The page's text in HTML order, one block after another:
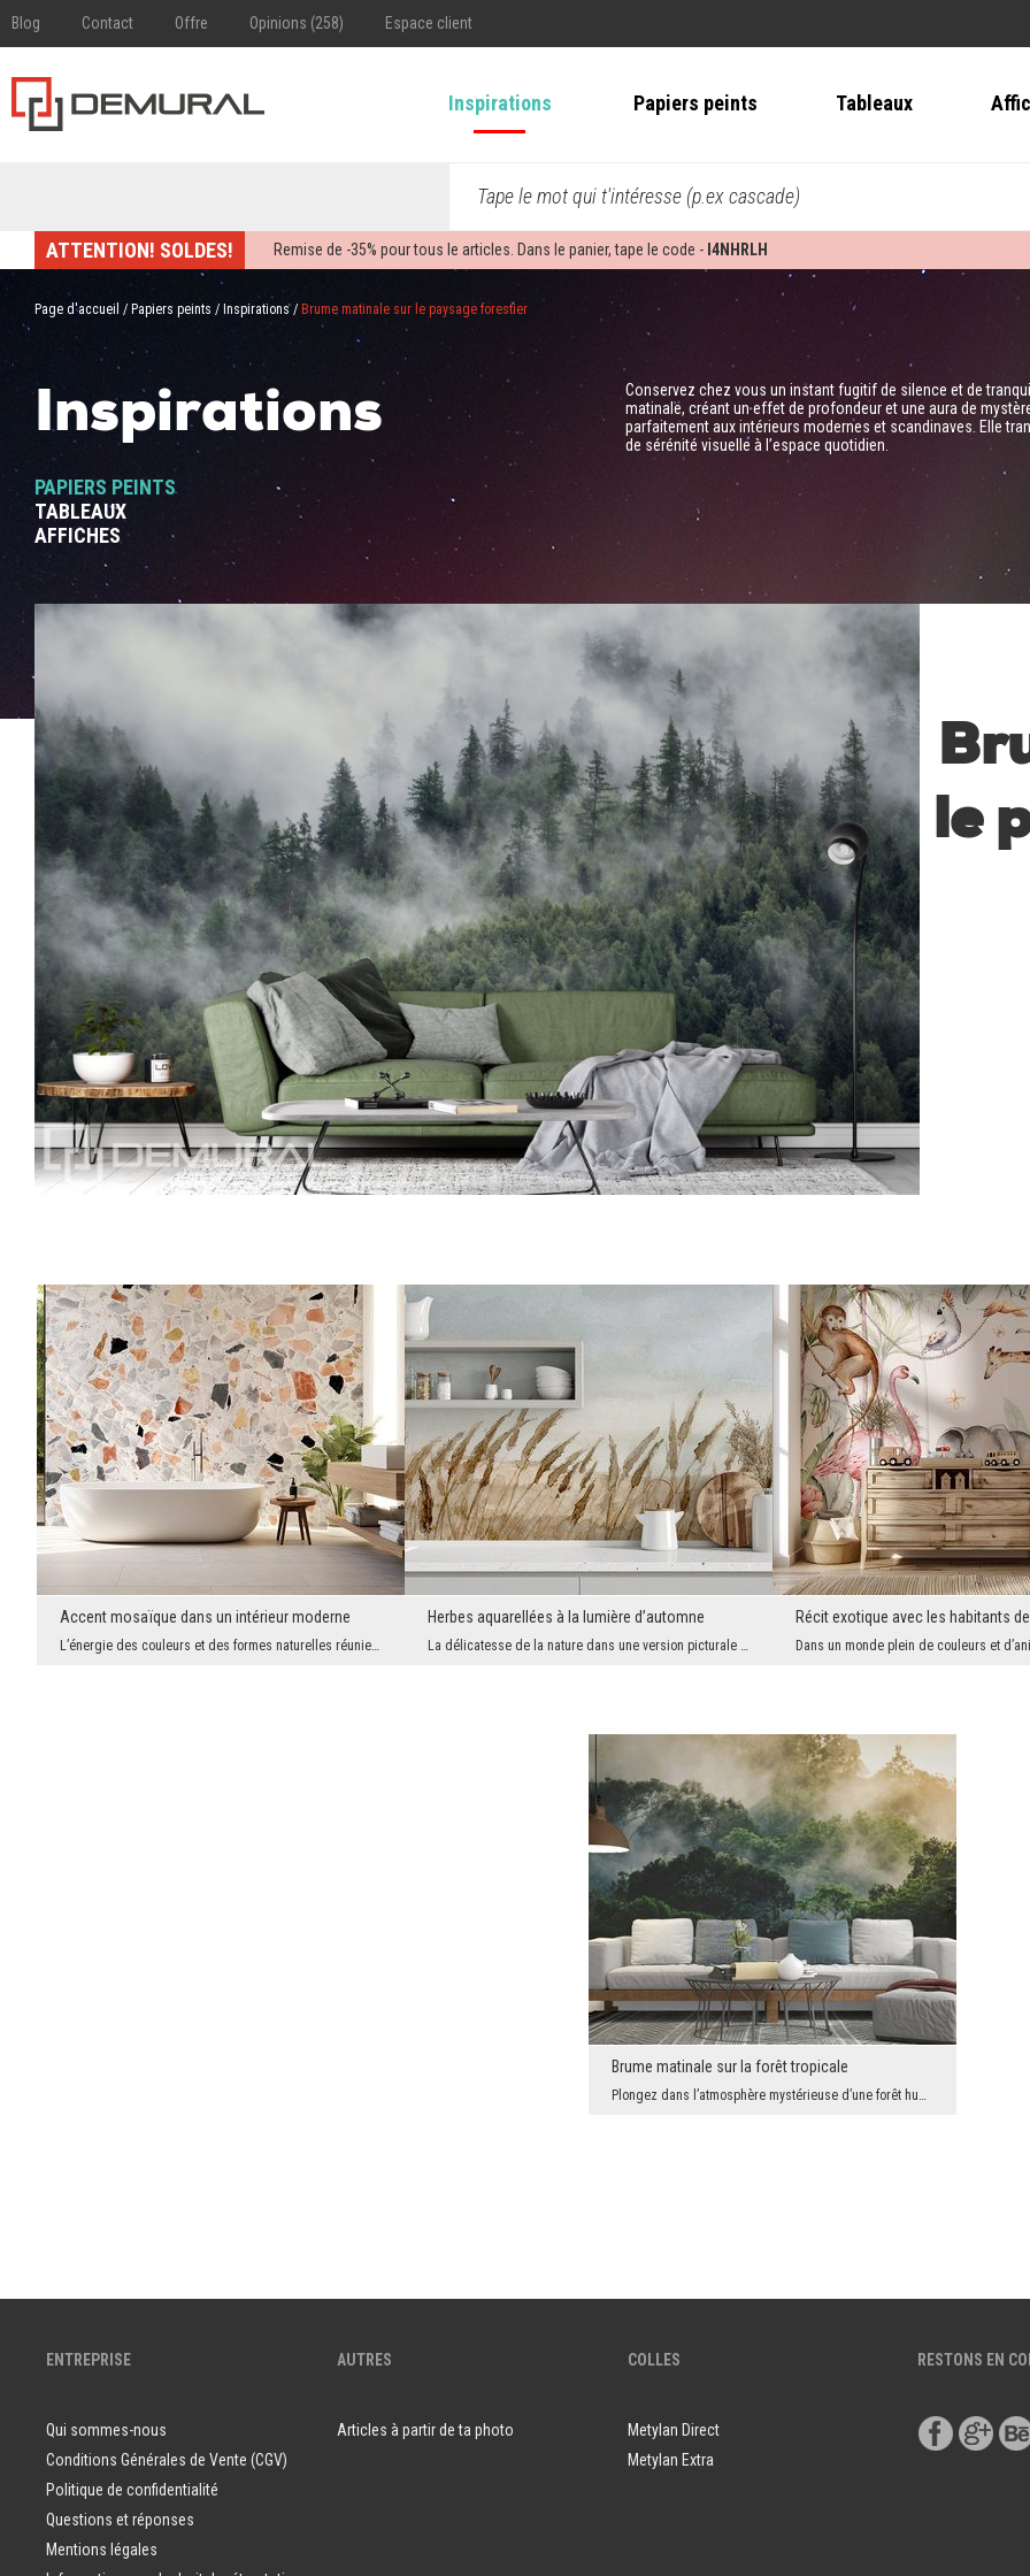
Blog Contact Offre Opinions (258) Espace client
Inspirations Papiers peints Tableaux
Tape le mot qui t'intéresse (p.ex cascade)
ATTENTION! SOLDES! Remise de -35% pour tous le articles. Dans le panier, tape le code - I4NHRLH
Page d'accueil / Papiers peints / Inspirations/ Brume matinale sur le paysage forestier
Inspirations
PAPIERS PEINTS
TABLEAUX
AFFICHES
Conservez chez vous un instant fugitif de silence et de
matinale, créant un effet de profondeur et une aura de
parfaitement aux intérieurs modernes et scandinaves. Elle
de sérénité visuelle à l’espace quotidien.
le
Accent mosaïque dans un intérieur moderne
L’énergie des couleurs et des formes naturelles réunie dans un seul élément décoratif. Cette fres...
Herbes aquarellées à la lumière d’automne
La délicatesse de la nature dans une version picturale subtile. La fresque murale illustre des he...
Récit exotique avec les habitants
Brume matinale sur la forêt tropicale
Plongez dans l’atmosphère mystérieuse d’une forêt humide où les rayons du soleil matinal traverse...
ENTREPRISE
Qui sommes-nous
Conditions Générales de Vente (CGV)
Politique de confidentialité
Questions et réponses
Mentions légales
AUTRES
Articles à partir de ta photo
COLLES
Metylan Direct
Metylan Extra
RESTONS EN